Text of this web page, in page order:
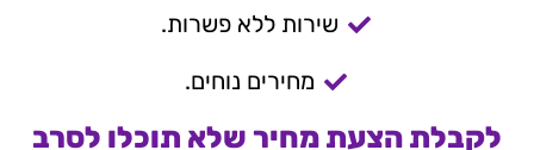
שירות ללא פשרות.
מחירים נוחים.
לקבלת הצעת מחיר שלא תוכלו לסרב